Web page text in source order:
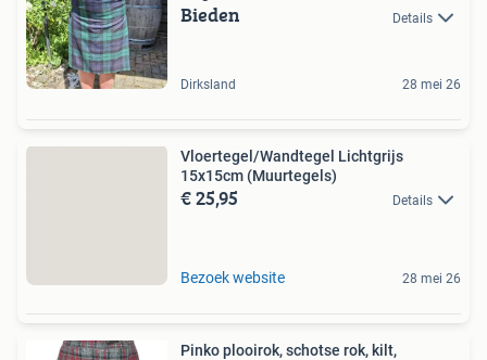
Bieden Details
Dirksland 28 mei 26
Vloertegel/Wandtegel Lichtgrijs
15x15cm (Muurtegels)
€ 25,95 Details
Bezoek website 28 mei 26
Pinko plooirok, schotse rok, kilt,